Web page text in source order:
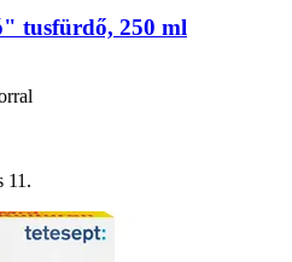
tusfürdő, 250 ml
11.